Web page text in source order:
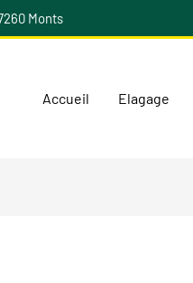
Monts
Accueil Elagage